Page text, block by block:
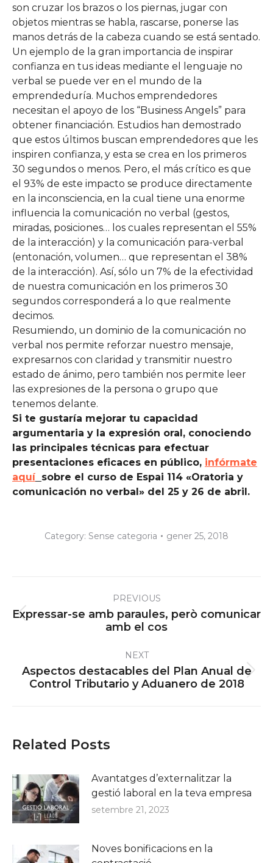
son cruzar los brazos o los piernas, jugar con
objetos mientras se habla, rascarse, ponerse las
manos detrás de la cabeza cuando se está sentado.
Un ejemplo de la gran importancia de inspirar
confianza en tus ideas mediante el lenguaje no
verbal se puede ver en el mundo de la
emprendeduría. Muchos emprendedores
necesitan el apoyo de los “Business Angels” para
obtener financiación. Estudios han demostrado
que estos últimos buscan emprendedores que les
inspiren confianza, y esta se crea en los primeros
30 segundos o menos. Pero, el más crítico es que
el 93% de este impacto se produce directamente
en la inconsciencia, en la cual tiene una enorme
influencia la comunicación no verbal (gestos,
miradas, posiciones… los cuales representan el 55%
de la interacción) y la comunicación para-verbal
(entonación, volumen… que representan el 38%
de la interacción). Así, sólo un 7% de la efectividad
de nuestra comunicación en los primeros 30
segundos corresponderá a lo que realmente
decimos.
Resumiendo, un dominio de la comunicación no
verbal nos permite reforzar nuestro mensaje,
expresarnos con claridad y transmitir nuestro
estado de ánimo, pero también nos permite leer
las expresiones de la persona o grupo que
tenemos delante.
Si te gustaría mejorar tu capacidad
argumentaria y la expresión oral, conociendo
las principales técnicas para efectuar
presentaciones eficaces en público, infórmate
aquí sobre el curso de Espai 114 «Oratoria y
comunicación no verbal» del 25 y 26 de abril.
Category: Sense categoria gener 25, 2018
navigationPREVIOUS
Previous
post:
Expressar-se amb paraules, però comunicar
amb el cos
NEXT
Next
post:
Aspectos destacables del Plan Anual de
Control Tributario y Aduanero de 2018
Related Posts
Avantatges d’externalitzar la
gestió laboral en la teva empresa
setembre 21, 2023
Noves bonificacions en la